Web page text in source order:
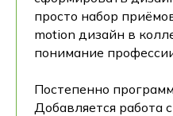
просто набор
motion дизайн в
понимание
Постепенно
Добавляется работа